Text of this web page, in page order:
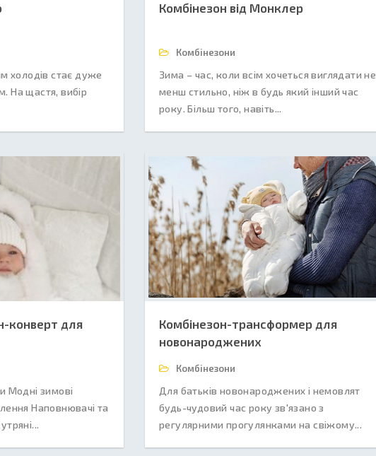
холодів стає дуже
На щастя, вибір
Комбінезон від Монклер
Комбінезони
Зима – час, коли всім хочеться виглядати не
менш стильно, ніж в будь який інший час
року. Більш того, навіть...
конверт для
Модні зимові
Наповнювачі та
Комбінезон-трансформер для
новонароджених
Комбінезони
Для батьків новонароджених і немовлят
будь-чудовий час року зв'язано з
регулярними прогулянками на свіжому...